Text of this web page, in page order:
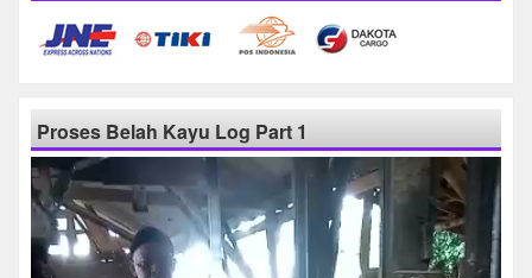
Proses Belah Kayu Log Part 1
Pemutar
Video